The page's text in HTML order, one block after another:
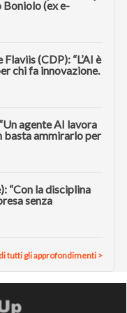
Boniolo (ex e-
(CDP): “L’AI è
chi fa innovazione.
agente AI lavora
basta ammirarlo per
“Con la disciplina
senza
tutti gli approfondimenti >